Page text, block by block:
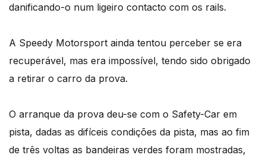
danificando-o num ligeiro contacto com os rails.
A Speedy Motorsport ainda tentou perceber se era
recuperável, mas era impossível, tendo sido obrigado
a retirar o carro da prova.
O arranque da prova deu-se com o Safety-Car em
pista, dadas as difíceis condições da pista, mas ao fim
de três voltas as bandeiras verdes foram mostradas,